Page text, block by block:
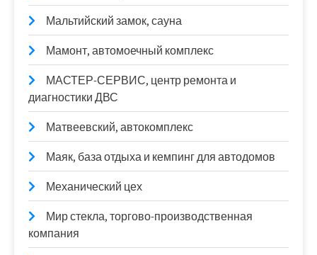
Мальтийский замок, сауна
Мамонт, автомоечный комплекс
МАСТЕР-СЕРВИС, центр ремонта и
диагностики ДВС
Матвеевский, автокомплекс
Маяк, база отдыха и кемпинг для автодомов
Механический цех
Мир стекла, торгово-производственная
компания